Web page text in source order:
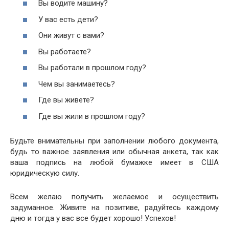
Вы водите машину?
У вас есть дети?
Они живут с вами?
Вы работаете?
Вы работали в прошлом году?
Чем вы занимаетесь?
Где вы живете?
Где вы жили в прошлом году?
Будьте внимательны при заполнении любого документа,
будь то важное заявления или обычная анкета, так как
ваша подпись на любой бумажке имеет в США
юридическую силу.
Всем желаю получить желаемое и осуществить
задуманное. Живите на позитиве, радуйтесь каждому
дню и тогда у вас все будет хорошо! Успехов!